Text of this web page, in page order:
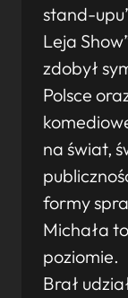
stand-
Leja
zdobył
Polsce
na świat,
formy
Michała
poziomie.
Brał